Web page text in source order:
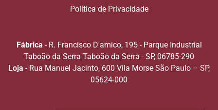
Política de Privacidade
Fábrica - R. Francisco D'amico, 195 - Parque Industrial
Taboão da Serra Taboão da Serra - SP, 06785-290
Loja - Rua Manuel Jacinto, 600 Vila Morse São Paulo – SP,
05624-000